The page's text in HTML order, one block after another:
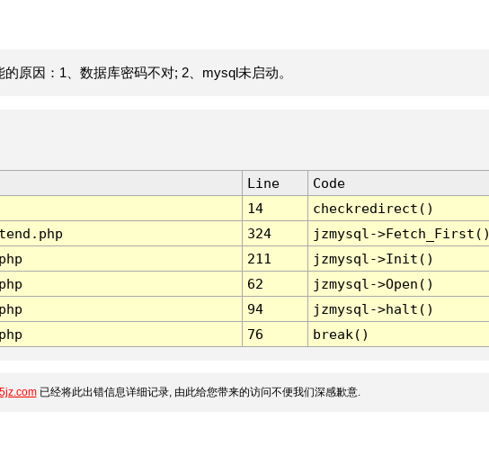
原因：1、数据库密码不对; 2、mysql未启动。
Line
Code
14
checkredirect()
324
jzmysql-
211
jzmysql->Init()
62
jzmysql->Open()
94
jzmysql->halt()
76 break()
已经将此出错信息详细记录, 由此给您带来的访问不便我们深感歉意.